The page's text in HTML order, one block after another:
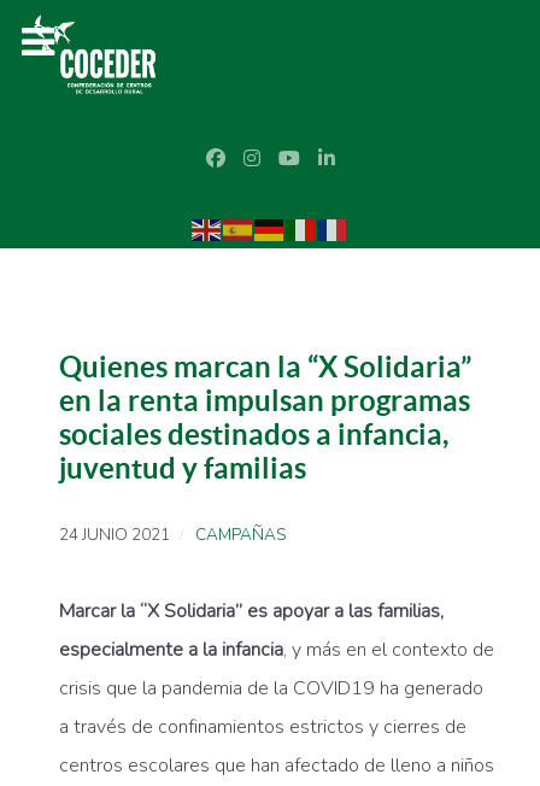
Quienes marcan la “X Solidaria”
en la renta impulsan programas
sociales destinados a infancia,
juventud y familias
24 JUNIO 2021 CAMPAÑAS
Marcar la “X Solidaria” es apoyar a las familias,
especialmente a la infancia, y más en el contexto de
crisis que la pandemia de la COVID19 ha generado
a través de confinamientos estrictos y cierres de
centros escolares que han afectado de lleno a niños